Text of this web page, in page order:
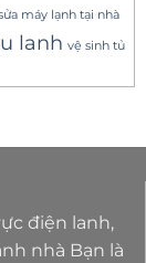
máy lạnh tại nhà
lanh vệ sinh tủ
điện lanh,
nhà Bạn là